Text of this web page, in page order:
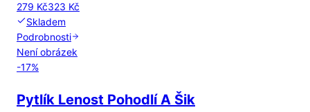
279 Kč323 Kč
Skladem
Podrobnosti
Není obrázek
-17%
Pytlík Lenost Pohodlí A Šik